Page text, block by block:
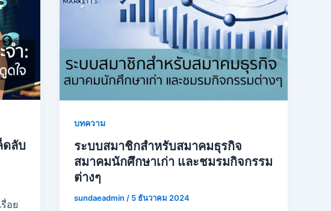
ดลับ
อย
บทความ
ระบบสมาชิกสำหรับสมาคมธุรกิจ
สมาคมนักศึกษาเก่า และชมรมกิจกรรม
ต่างๆ
sundaeadmin / 5 ธันวาคม 2024